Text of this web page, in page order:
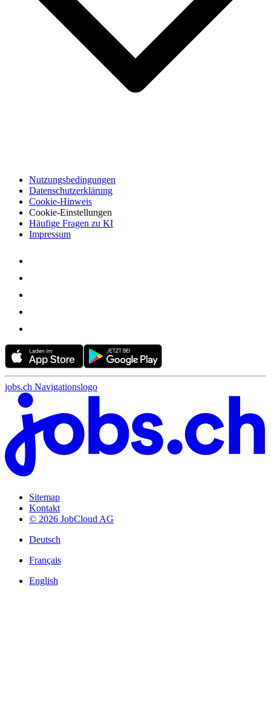
Nutzungsbedingungen
Datenschutzerklärung
Cookie-Hinweis
Cookie-Einstellungen
Häufige Fragen zu KI
Impressum
jobs.ch Navigationslogo
Sitemap
Kontakt
© 2026 JobCloud AG
Deutsch
Français
English